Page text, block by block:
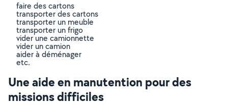
faire des cartons
transporter des cartons
transporter un meuble
transporter un frigo
vider une camionnette
vider un camion
aider à déménager
etc.
Une aide en manutention pour des
missions difficiles